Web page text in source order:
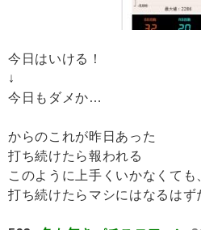
今日はいける！
↓
今日もダメか…
からのこれが昨日あった
打ち続けたら報われる
このように上手くいかなくても
打ち続けたらマシにはなるはず